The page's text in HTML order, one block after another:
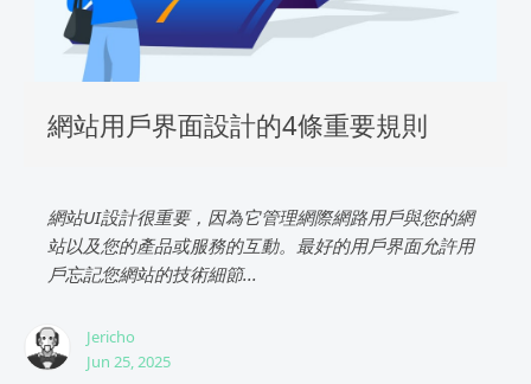
網站用戶界面設計的4條重要規則
網站UI設計很重要，因為它管理網際網路用戶與您的網
站以及您的產品或服務的互動。最好的用戶界面允許用
戶忘記您網站的技術細節...
Jericho
Jun 25, 2025